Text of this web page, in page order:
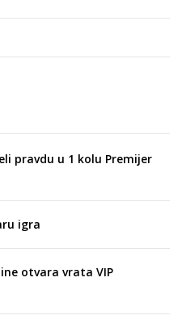
pravdu u 1 kolu Premijer
igra
otvara vrata VIP